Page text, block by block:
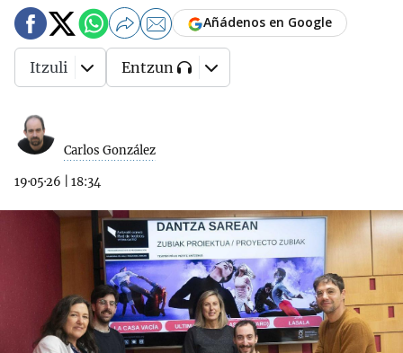
Carlos González
19·05·26 18:34
Añádenos en Google
Itzuli Entzun